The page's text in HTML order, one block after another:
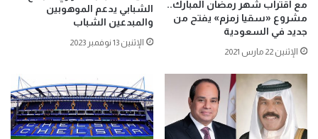
مع اقتراب شهر رمضان المبارك..
مشروع «سقيا زمزم» يفتح من
جديد في السعودية
الإثنين 22 مارس 2021
الشبابي يدعم الموهوبين
والمبدعين الشباب
الإثنين 13 نوفمبر 2023